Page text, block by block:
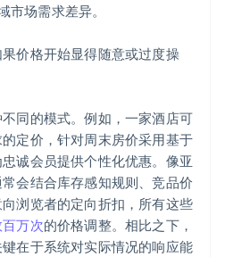
市场需求差异。
价格开始显得随意或过度操
同的模式。例如，一家酒店可
定价，针对周末房价采用基于
诚会员提供个性化优惠。像亚
会结合库存感知规则、竞品价
浏览者的定向折扣，所有这些
万次的价格调整。相比之下，
在于系统对实际情况的响应能